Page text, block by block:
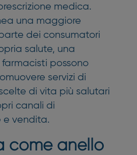
medica.
una maggiore
dei consumatori
salute, una
possono
servizi di
di vita più salutari
canali di
e vendita.
come anello